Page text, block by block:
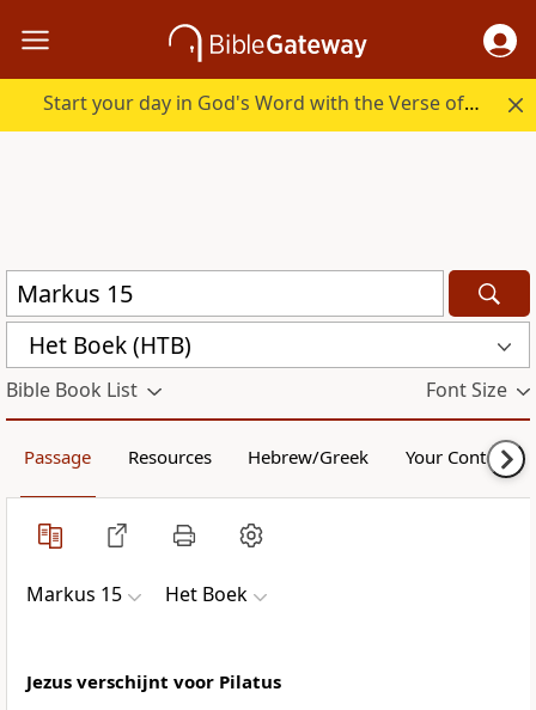
Start your day in God's Word with the Verse of the Day.
Het Boek (HTB)
Bible Book List Font Size
Passage Resources Hebrew/Greek Your Content
Markus 15 Het Boek
Jezus verschijnt voor Pilatus